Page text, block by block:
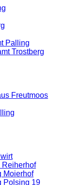
Palling
Trostberg
Freutmoos
Reiherhof
Moierhof
Polsing 19